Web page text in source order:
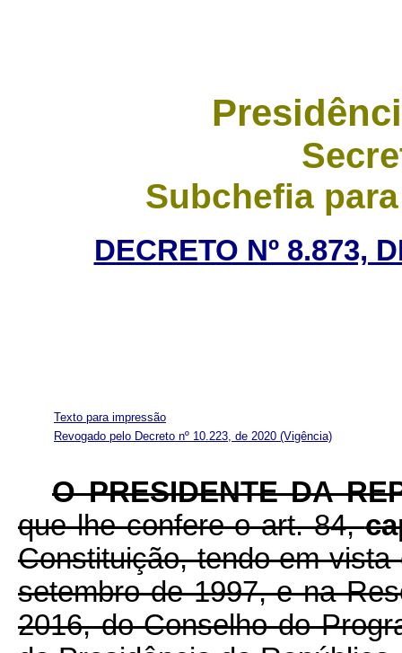
Subchefia
DECRETO Nº 8.873,
Texto para impressão
Revogado pelo Decreto nº 10.223, de 2020 (Vigência)
O PRESIDENTE DA
que lhe confere o art. 84,
Constituição, tendo em
setembro de 1997, e na
2016, do Conselho do